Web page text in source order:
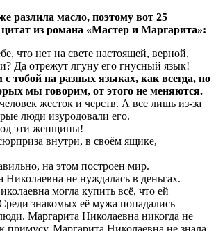
разлила масло, поэтому вот 25
из романа «Мастер и Маргарита»:
что нет на свете настоящей, верной,
Да отрежут лгуну его гнусный язык!
тобой на разных языках, как всегда, но
мы говорим, от этого не меняются.
жесток и черств. А все лишь из-за
люди изуродовали его.
эти женщины!
внутри, в своём ящике,
на этом построен мир.
не нуждалась в деньгах.
могла купить всё, что ей
знакомых её мужа попадались
Маргарита Николаевна никогда не
примусу. Маргарита Николаевна не знала